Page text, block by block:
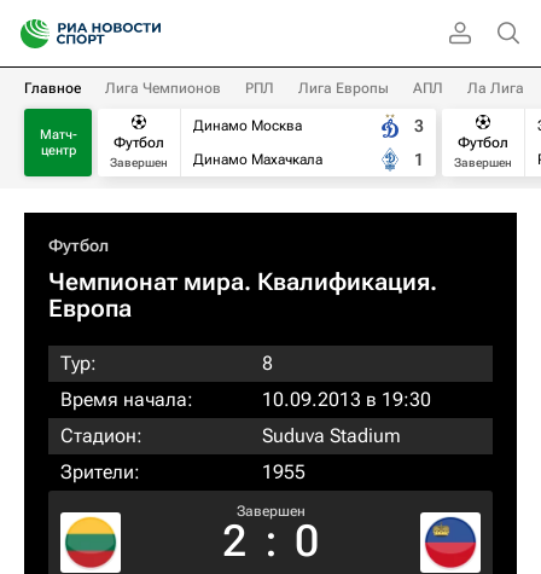
Главное Лига Чемпионов РПЛ Лига Европы АПЛ Ла Лига
Матч-
центр
Футбол
Завершен
Динамо Москва
Динамо Махачкала
3
1
Футбол
Завершен
Футбол
Чемпионат мира. Квалификация.
Европа
Тур:
8
Время начала:
10.09.2013 в 19:30
Стадион:
Suduva Stadium
Зрители:
1955
Завершен
2 : 0